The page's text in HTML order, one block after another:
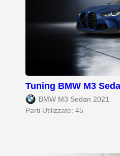
Tuning BMW M3
BMW M3 Sedan 2021
Parti Utilizzate: 45